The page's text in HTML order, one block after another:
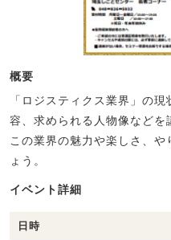
概要
「ロジスティクス業界」の
容、求められる人物像などを
この業界の魅力や楽しさ、
ょう。
イベント詳細
日時